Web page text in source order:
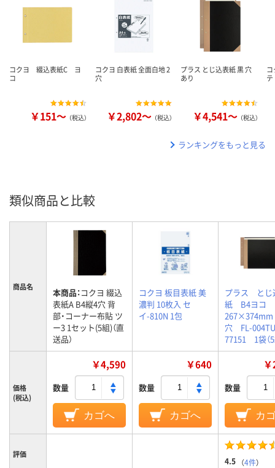
コクヨ 綴込表紙C ヨ
コ
￥151～ （税込）
コクヨ 白表紙 全面白地 2
穴
￥2,802～ （税込）
プラス とじ込表紙 黒 穴
あり
￥4,541～ （税込）
テ
ランキングをもっと見る
類似商品と比較
商品名 本商品：コクヨ 綴込
表紙A B4縦4穴 背
部・コーナー布貼 ツ
ー3 1セット(5組)（直
送品）
コクヨ 板目表紙 美
濃判 10枚入 セ
イ-810N 1包
プラス とじ
紙 B4ヨコ
穴 FL-
77151 1袋（5
価格
(税込)
￥4,590
数量
カゴへ
￥640
数量
カゴへ
数量
カ
評価
4.5 （4件）